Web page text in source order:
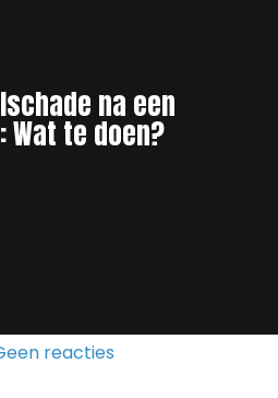
na een
Wat te doen?
reacties